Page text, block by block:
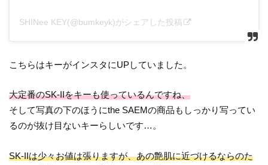
SHINee KEY(@bumkeyk)がシェアした投稿
こちらはキーがインスタにUPしていました。
大定番のSK-IIをキーも使っているんですね、
そして写真の下のほうにthe SAEMの商品もしっかり写ってい
るのが抜け目ないキーらしいです…。
SK-IIは少々お値は張りますが、あの艶肌に近づけるならのた